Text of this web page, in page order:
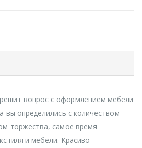
решит вопрос с оформлением мебели
вы определились с количеством
торжества, самое время
и мебели. Красиво